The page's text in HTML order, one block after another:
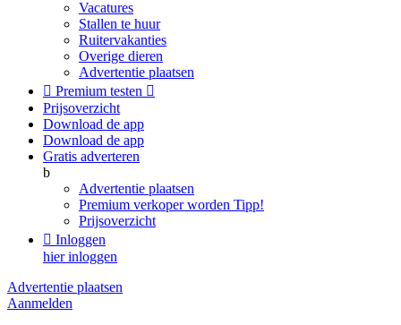
Vacatures
Stallen te huur
Ruitervakanties
Overige dieren
Advertentie plaatsen
 Premium testen 
Prijsoverzicht
Download de app
Download de app
Gratis adverteren
b
Advertentie plaatsen
Premium verkoper worden Tipp!
Prijsoverzicht
 Inloggen
hier inloggen
Advertentie plaatsen
Aanmelden